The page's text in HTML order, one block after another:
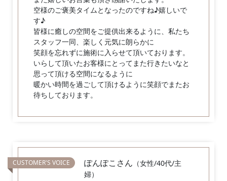
空様のご褒美タイムとなったのですね♪嬉しいで
す♪
皆様に癒しの空間をご提供出来るように、私たち
スタッフ一同、楽しく元気に朗らかに
笑顔を忘れずに施術に入らせて頂いております。
いらして頂いたお客様にとってまた行きたいなと
思って頂ける空間になるように
暖かい時間を過ごして頂けるように笑顔でまたお
待ちしております。
ぽんぽこさん （女性/40代/主
婦）